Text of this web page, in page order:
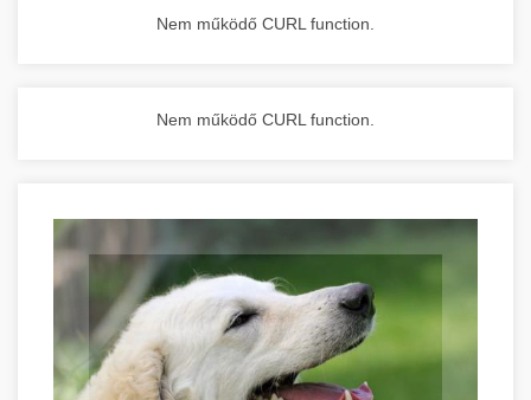
Nem működő CURL function.
Nem működő CURL function.